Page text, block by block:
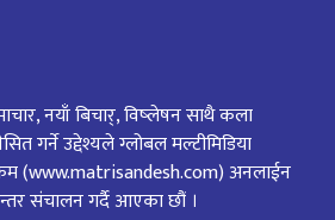
नयाँ बिचार्, विष्लेषन साथै कला
गर्ने उद्देश्यले ग्लोबल मल्टीमिडिया
कम (www.matrisandesh.com) अनलाईन
संचालन गर्दै आएका छौं ।